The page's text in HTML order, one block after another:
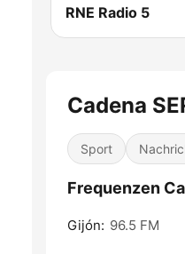
RNE Radio 5
Cadena
Sport
Frequenzen
Gijón: 96.5 FM